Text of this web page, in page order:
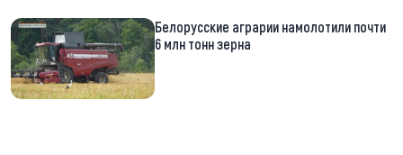
Белорусские аграрии намолотили почти
6 млн тонн зерна